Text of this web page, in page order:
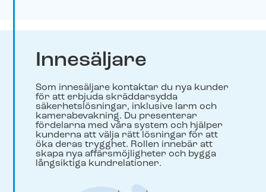
Innesäljare
Som innesäljare kontaktar du nya kunder
för att erbjuda skräddarsydda
säkerhetslösningar, inklusive larm och
kamerabevakning. Du presenterar
fördelarna med våra system och hjälper
kunderna att välja rätt lösningar för att
öka deras trygghet. Rollen innebär att
skapa nya affärsmöjligheter och bygga
långsiktiga kundrelationer.